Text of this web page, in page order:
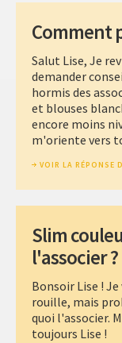
Comment
Salut Lise, Je
demander
hormis des
et blouses
encore moins
m'oriente vers
VOIR LA RÉPONSE
Slim
l'associer ?
Bonsoir Lise !
rouille, mais
quoi l'associer.
toujours Lise !